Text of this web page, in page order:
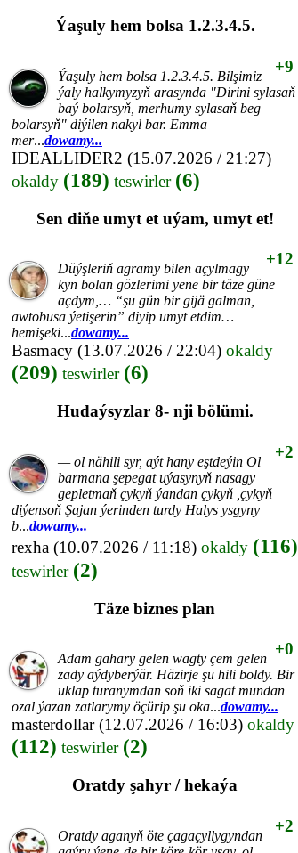
Ýaşuly hem bolsa 1.2.3.4.5.
+9
Ýaşuly hem bolsa 1.2.3.4.5. Bilşimiz
ýaly halkymyzyň arasynda "Dirini sylasaň
baý bolarsyň, merhumy sylasaň beg
bolarsyň" diýilen nakyl bar. Emma
mer...dowamy...
IDEALLIDER2 (15.07.2026 / 21:27)
okaldy (189) teswirler (6)
Sen diňe umyt et uýam, umyt et!
+12
Düýşleriň agramy bilen açylmagy
kyn bolan gözlerimi yene bir täze güne
açdym,… “şu gün bir gijä galman,
awtobusa ýetişerin” diyip umyt etdim…
hemişeki...dowamy...
Basmacy (13.07.2026 / 22:04) okaldy
(209) teswirler (6)
Hudaýsyzlar 8- nji bölümi.
+2
— ol nähili syr, aýt hany eştdeýin Ol
barmana şepegat uýasynyň nasagy
gepletmaň çykyň ýandan çykyň ,çykyň
diýensoň Şajan ýerinden turdy Halys ysgyny
b...dowamy...
rexha (10.07.2026 / 11:18) okaldy (116)
teswirler (2)
Täze biznes plan
+0
Adam gahary gelen wagty çem gelen
zady aýdyberýär. Häzirje şu hili boldy. Bir
uklap turanymdan soň iki sagat mundan
ozal ýazan zatlarymy öçürip şu oka...dowamy...
masterdollar(12.07.2026 / 16:03) okaldy
(112) teswirler (2)
Oratdy şahyr / hekaýa
+2
Oratdy aganyň öte çagaçyllygyndan